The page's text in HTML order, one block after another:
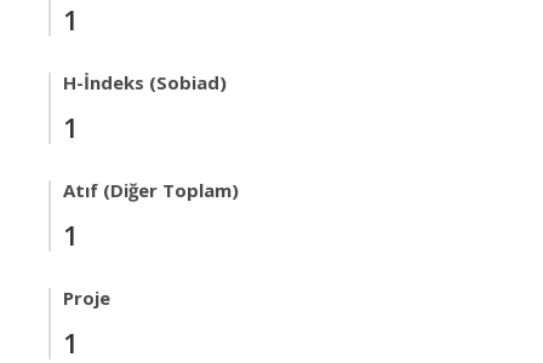
1
H-İndeks (Sobiad)
1
Atıf (Diğer Toplam)
1
Proje
1